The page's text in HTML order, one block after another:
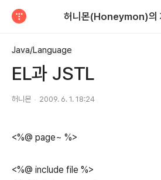
허니몬(Honeymon)의
Java/Language
EL과 JSTL
허니몬 2009. 6. 1. 18:24
<%@ page~ %>
<%@ include file %>